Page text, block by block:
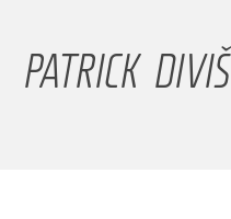
PATRICK DIVIŠ